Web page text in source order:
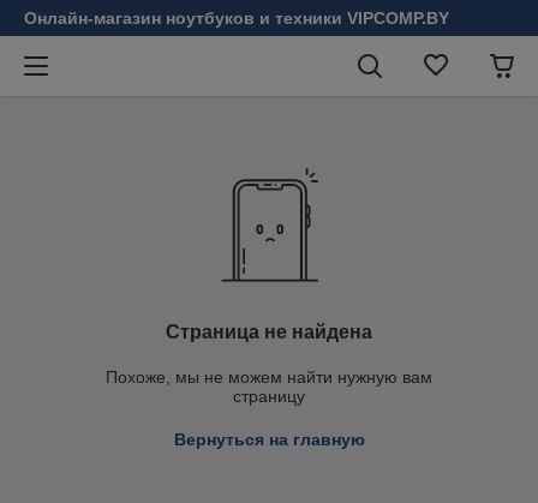
Онлайн-магазин ноутбуков и техники VIPCOMP.BY
Страница не найдена
Похоже, мы не можем найти нужную вам
страницу
Вернуться на главную